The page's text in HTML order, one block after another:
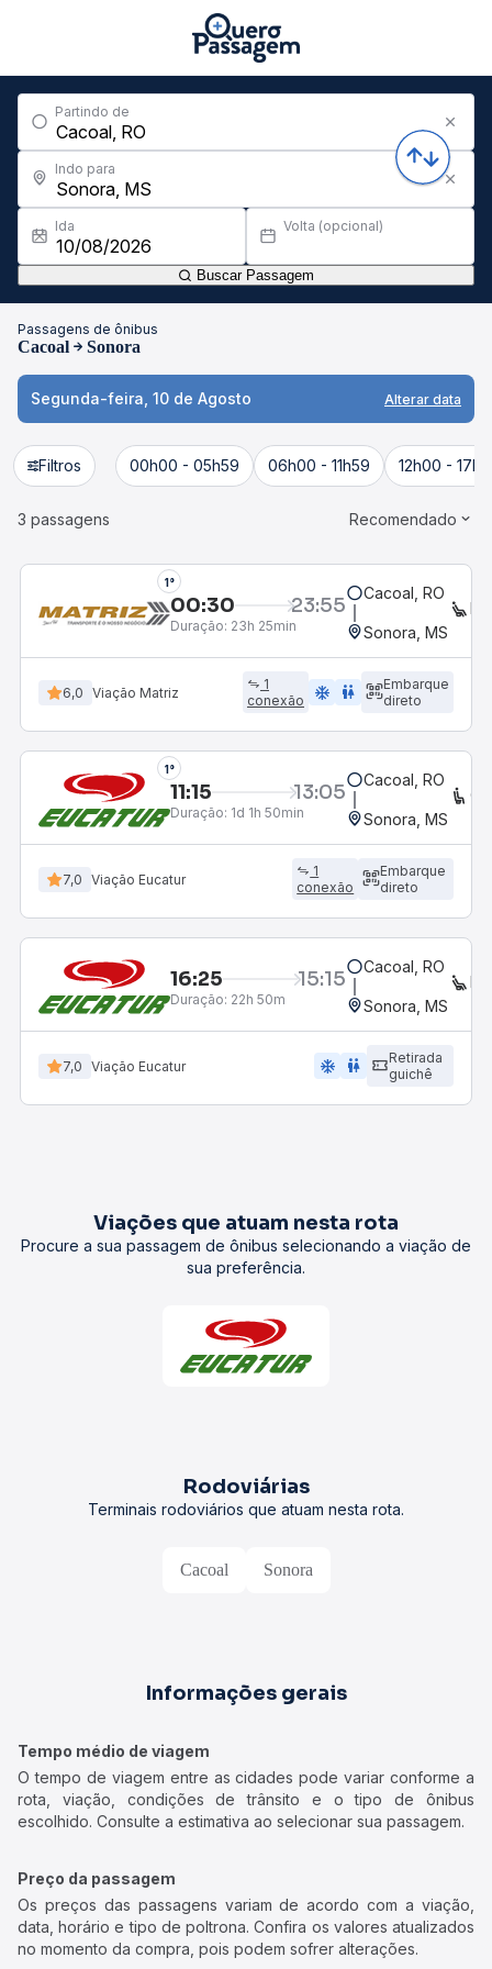
Partindo de
Indo para
Ida Volta (opcional)
Buscar Passagem
Passagens de ônibus
Cacoal Sonora
Segunda-feira, 10 de Agosto Alterar data
Filtros 00h00 - 05h59 06h00 - 11h59 12h00 -
3 passagens Recomendado
1°
00:30 23:55
Duração: 23h 25min
Cacoal, RO
Sonora, MS
6,0 Viação Matriz
1
conexão
ac_unit wc
Embarque
direto
1°
11:15 13:05
Duração: 1d 1h 50min
Cacoal, RO
Sonora, MS
7,0 Viação Eucatur
1
conexão
Embarque
direto
16:25 15:15
Duração: 22h 50m
Cacoal, RO
Sonora, MS
7,0 Viação Eucatur ac_unit wc
Retirada
guichê
Viações que atuam nesta rota
Procure a sua passagem de ônibus selecionando a viação de
sua preferência.
Rodoviárias
Terminais rodoviários que atuam nesta rota.
Cacoal Sonora
Informações gerais
Tempo médio de viagem
O tempo de viagem entre as cidades pode variar conforme a
rota, viação, condições de trânsito e o tipo de ônibus
escolhido. Consulte a estimativa ao selecionar sua passagem.
Preço da passagem
Os preços das passagens variam de acordo com a viação,
data, horário e tipo de poltrona. Confira os valores atualizados
no momento da compra, pois podem sofrer alterações.